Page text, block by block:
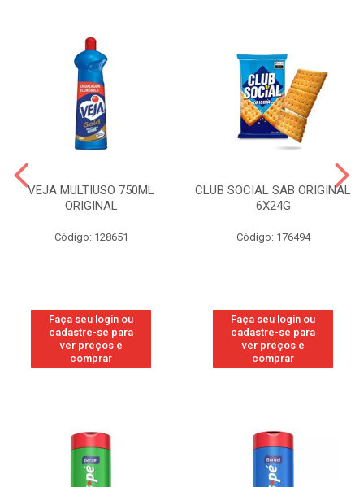
VEJA MULTIUSO 750ML
ORIGINAL
Código: 128651
Faça seu login ou
cadastre-se para
ver preços e
comprar
CLUB SOCIAL SAB ORIGINAL
6X24G
Código: 176494
Faça seu login ou
cadastre-se para
ver preços e
comprar